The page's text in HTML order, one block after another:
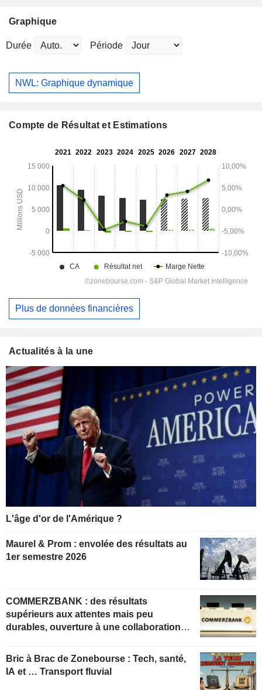
Graphique
Durée Période
NWL: Graphique dynamique
Compte de Résultat et Estimations
Plus de données financières
Actualités à la une
L'âge d'or de l'Amérique ?
Maurel & Prom : envolée des résultats au
1er semestre 2026
COMMERZBANK : des résultats
supérieurs aux attentes mais peu
durables, ouverture à une collaboration
Bric à Brac de Zonebourse : Tech, santé,
IA et … Transport fluvial